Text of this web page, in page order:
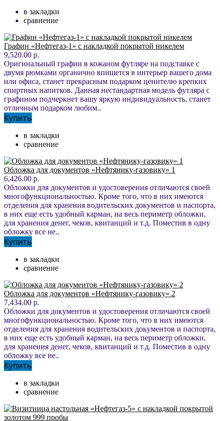
в закладки
сравнение
Графин «Нефтегаз-1» с накладкой покрытой никелем
9,520.00 р.
Оригинальный графин в кожаном футляре на подставке с
двумя рюмками органично впишется в интерьер вашего дома
или офиса, станет прекрасным подарком ценителю крепких
спиртных напитков. Данная нестандартная модель футляра с
графином подчеркнет вашу яркую индивидуальность, станет
отличным подарком любим..
Купить
в закладки
сравнение
Обложка для документов «Нефтянику-газовику» 1
6,426.00 р.
Обложки для документов и удостоверения отличаются своей
многофункциональностью. Кроме того, что в них имеются
отделения для хранения водительских документов и паспорта,
в них еще есть удобный карман, на весь периметр обложки,
для хранения денег, чеков, квитанций и т.д. Поместив в одну
обложку все не..
Купить
в закладки
сравнение
Обложка для документов «Нефтянику-газовику» 2
7,434.00 р.
Обложки для документов и удостоверения отличаются своей
многофункциональностью. Кроме того, что в них имеются
отделения для хранения водительских документов и паспорта,
в них еще есть удобный карман, на весь периметр обложки,
для хранения денег, чеков, квитанций и т.д. Поместив в одну
обложку все не..
Купить
в закладки
сравнение